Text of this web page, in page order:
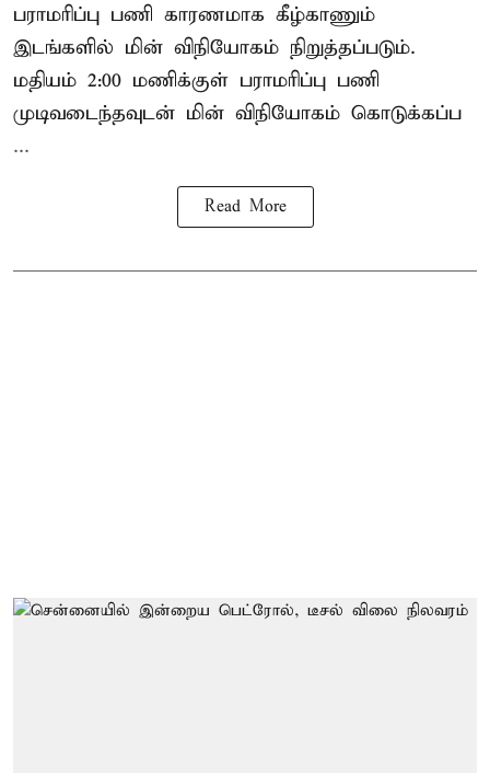
பராமரிப்பு பணி காரணமாக கீழ்காணும்
இடங்களில் மின் விநியோகம் நிறுத்தப்படும்.
மதியம் 2:00 மணிக்குள் பராமரிப்பு பணி
முடிவடைந்தவுடன் மின் விநியோகம் கொடுக்கப்ப
...
Read More